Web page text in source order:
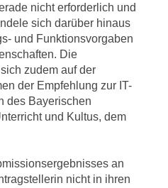
nicht erforderlich und
sich darüber hinaus
und Funktionsvorgaben
Die
zudem auf der
der Empfehlung zur IT-
des Bayerischen
und Kultus, dem
an
nicht in ihren